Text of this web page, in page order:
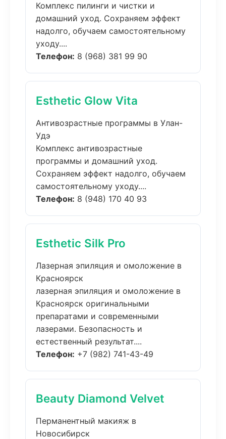
Комплекс пилинги и чистки и
домашний уход. Сохраняем эффект
надолго, обучаем самостоятельному
уходу....
Телефон: 8 (968) 381 99 90
Esthetic Glow Vita
Антивозрастные программы в Улан-
Удэ
Комплекс антивозрастные
программы и домашний уход.
Сохраняем эффект надолго, обучаем
самостоятельному уходу....
Телефон: 8 (948) 170 40 93
Esthetic Silk Pro
Лазерная эпиляция и омоложение в
Красноярск
лазерная эпиляция и омоложение в
Красноярск оригинальными
препаратами и современными
лазерами. Безопасность и
естественный результат....
Телефон: +7 (982) 741-43-49
Beauty Diamond Velvet
Перманентный макияж в
Новосибирск